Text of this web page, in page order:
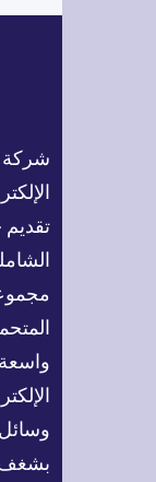
ح
شركة
تقديم
واسعة
وسائل
بشغف